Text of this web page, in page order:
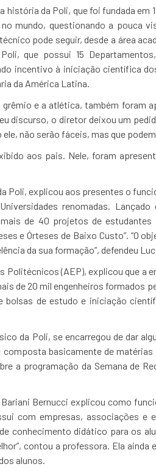
da Poli, que foi fundada em
mundo, questionando a pouca
pode seguir, desde a área
que possui 15
incentivo à iniciação científica
da América Latina.
e a atlética, também foram
discurso, o diretor deixou um
não serão fáceis, mas que
aos pais. Nele, foram
Poli, explicou aos presentes o
renomadas.
de 40 projetos de
e Órteses de Baixo Custo”. “O
da sua formação”, defendeu
(AEP), explicou que a
de 20 mil engenheiros formados
bolsas de estudo e iniciação
da Poli, se encarregou de dar
basicamente de
a programação da Semana de
Bernucci explicou como
com empresas, associações e
conhecimento didático para os
contou a professora. Ela ainda
alunos.